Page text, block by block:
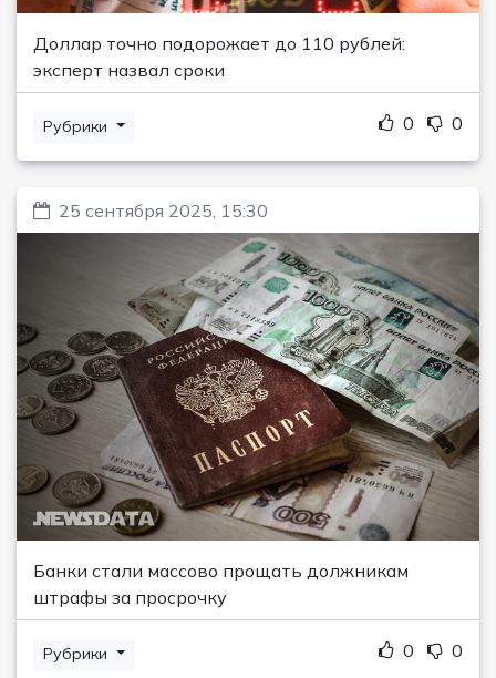
Доллар точно подорожает до 110 рублей:
эксперт назвал сроки
Рубрики 0 0
25 сентября 2025, 15:30
Банки стали массово прощать должникам
штрафы за просрочку
Рубрики 0 0